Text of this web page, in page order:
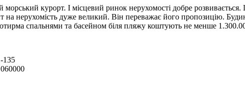
курорт. І місцевий ринок нерухомості добре
нерухомість дуже великий. Він переважає його пропозицію.
спальнями та басейном біля пляжу коштують не менше
135